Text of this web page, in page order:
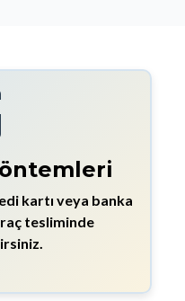
kartı veya banka
tesliminde